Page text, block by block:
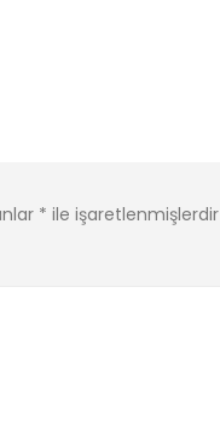
* ile işaretlenmişlerdir